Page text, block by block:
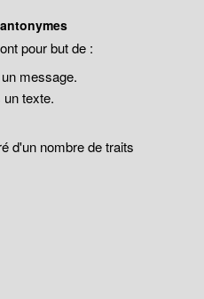
pour but de :
message.
texte.
d'un nombre de traits